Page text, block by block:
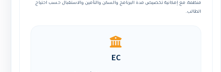
منظمة، مع إمكانية تخصيص مدة البرنامج والسكن والتأمين والاستقبال حسب احتياج
الطالب.
EC